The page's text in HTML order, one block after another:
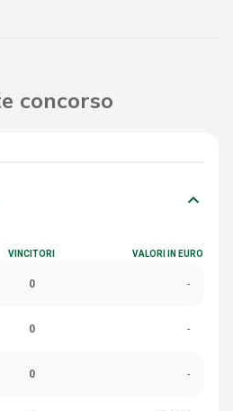
concorso
keyboard_arrow_down
VINCITORI VALORI IN EURO
0 -
0 -
0 -